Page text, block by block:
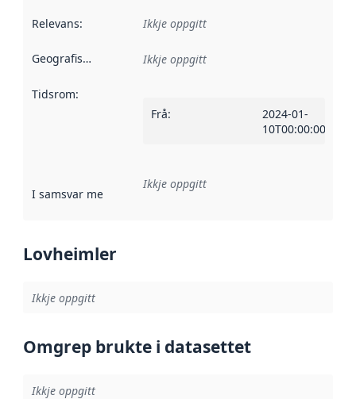
Relevans: Ikkje oppgitt
Geografisk område Ikkje oppgitt
Tidsrom:
Frå:
2024-01-
10T00:00:00Z
I samsvar med Referanse til ei implementeringsregel eller
Ikkje oppgitt
Lovheimler
Ikkje oppgitt
Omgrep brukte i datasettet
Ikkje oppgitt